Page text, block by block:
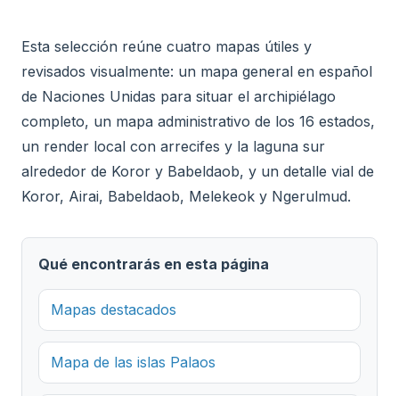
Esta selección reúne cuatro mapas útiles y
revisados visualmente: un mapa general en español
de Naciones Unidas para situar el archipiélago
completo, un mapa administrativo de los 16 estados,
un render local con arrecifes y la laguna sur
alrededor de Koror y Babeldaob, y un detalle vial de
Koror, Airai, Babeldaob, Melekeok y Ngerulmud.
Qué encontrarás en esta página
Mapas destacados
Mapa de las islas Palaos